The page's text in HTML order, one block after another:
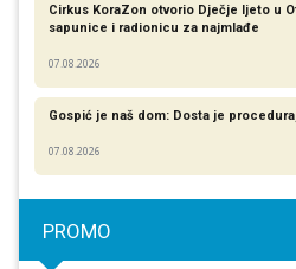
Cirkus KoraZon otvorio Dječje ljeto u
sapunice i radionicu za najmlađe
07.08.2026
Gospić je naš dom: Dosta je
07.08.2026
PROMO